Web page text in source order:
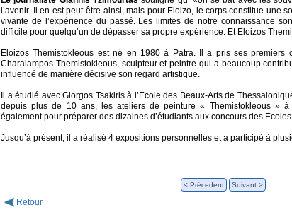
l’avenir. Il en est peut-être ainsi, mais pour Eloizo, le corps constitue une
vivante de l’expérience du passé. Les limites de notre connaissance
difficile pour quelqu’un de dépasser sa propre expérience. Et Eloizos
Eloizos Themistokleous est né en 1980 à Patra. Il a pris ses premiers
Charalampos Themistokleous, sculpteur et peintre qui a beaucoup
influencé de manière décisive son regard artistique.
Il a étudié avec Giorgos Tsakiris à l’Ecole des Beaux-Arts de
depuis plus de 10 ans, les ateliers de peinture « Themistokleous »
également pour préparer des dizaines d’étudiants aux concours des
Jusqu’à présent, il a réalisé 4 expositions personnelles et a participé à
< Précedent Suivant >
Retour